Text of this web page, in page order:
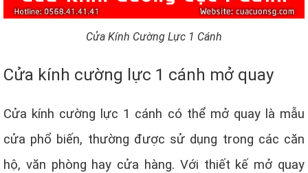
Cửa Kính Cường Lực 1 Cánh
Cửa kính cường lực 1 cánh mở quay
Cửa kính cường lực 1 cánh có thể mở quay là mẫu
cửa phổ biến, thường được sử dụng trong các căn
hộ, văn phòng hay cửa hàng. Với thiết kế mở quay